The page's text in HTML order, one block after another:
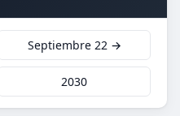
Septiembre 22 →
2030